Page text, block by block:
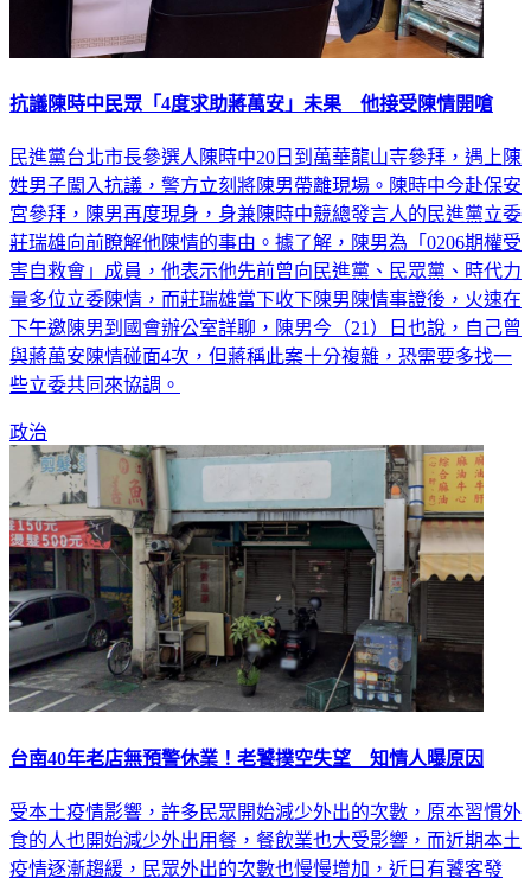
抗議陳時中民眾「4度求助蔣萬安」未果 他接受陳情開嗆
民進黨台北市長參選人陳時中20日到萬華龍山寺參拜，遇上陳
姓男子闖入抗議，警方立刻將陳男帶離現場。陳時中今赴保安
宮參拜，陳男再度現身，身兼陳時中競總發言人的民進黨立委
莊瑞雄向前瞭解他陳情的事由。據了解，陳男為「0206期權受
害自救會」成員，他表示他先前曾向民進黨、民眾黨、時代力
量多位立委陳情，而莊瑞雄當下收下陳男陳情事證後，火速在
下午邀陳男到國會辦公室詳聊，陳男今（21）日也說，自己曾
與蔣萬安陳情碰面4次，但蔣稱此案十分複雜，恐需要多找一
些立委共同來協調。
政治
台南40年老店無預警休業！老饕撲空失望 知情人曝原因
受本土疫情影響，許多民眾開始減少外出的次數，原本習慣外
食的人也開始減少外出用餐，餐飲業也大受影響，而近期本土
疫情逐漸趨緩，民眾外出的次數也慢慢增加，近日有饕客發